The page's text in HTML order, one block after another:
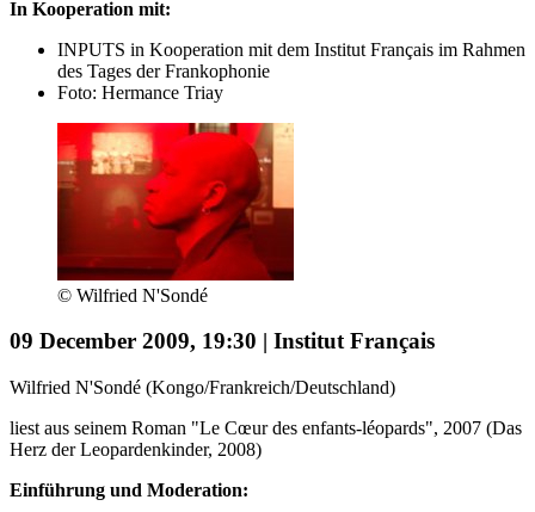
In Kooperation mit:
INPUTS in Kooperation mit dem Institut Français im Rahmen
des Tages der Frankophonie
Foto: Hermance Triay
© Wilfried N'Sondé
09 December 2009, 19:30 | Institut Français
Wilfried N'Sondé (Kongo/Frankreich/Deutschland)
liest aus seinem Roman "Le Cœur des enfants-léopards", 2007 (Das
Herz der Leopardenkinder, 2008)
Einführung und Moderation: